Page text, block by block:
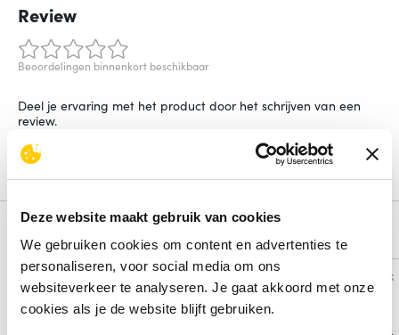
Deze website maakt gebruik van cookies
We gebruiken cookies om content en advertenties te
personaliseren, voor social media om ons
websiteverkeer te analyseren. Je gaat akkoord met onze
cookies als je de website blijft gebruiken.
Review
Beoordelingen binnenkort beschikbaar
Deel je ervaring met het product door het schrijven van een
review.
Schrijf een review
Alternatieven
Vergelijk Vergelijk